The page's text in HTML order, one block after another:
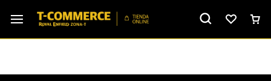
⚙️El taller más grande de LATAM en tu bolsillo. Ver calificación